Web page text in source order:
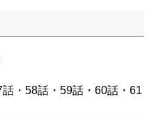
話・58話・59話・60話・61